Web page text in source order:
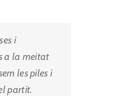
i
a la meitat
les piles i
partit.